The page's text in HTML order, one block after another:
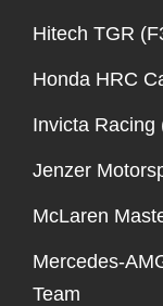
Hitech TGR
Honda HRC
Invicta Racing
Jenzer
McLaren
Mercedes-
Team